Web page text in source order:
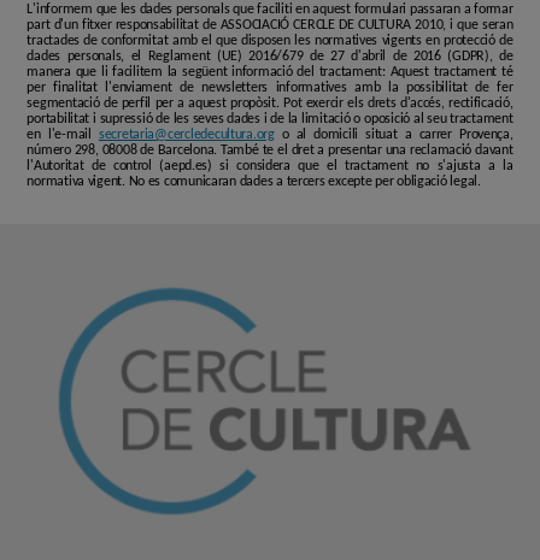
L'informem que les dades personals que faciliti en aquest formulari passaran a formar
part d'un fitxer responsabilitat de ASSOCIACIÓ CERCLE DE CULTURA 2010, i que seran
tractades de conformitat amb el que disposen les normatives vigents en protecció de
dades personals, el Reglament (UE) 2016/679 de 27 d'abril de 2016 (GDPR), de
manera que li facilitem la següent informació del tractament: Aquest tractament té
per finalitat l'enviament de newsletters informatives amb la possibilitat de fer
segmentació de perfil per a aquest propòsit. Pot exercir els drets d'accés, rectificació,
portabilitat i supressió de les seves dades i de la limitació o oposició al seu tractament
en l'e-mail secretaria@cercledecultura.orgo al domicili situat a carrer Provença,
número 298, 08008 de Barcelona. També te el dret a presentar una reclamació davant
l'Autoritat de control (aepd.es) si considera que el tractament no s'ajusta a la
normativa vigent. No es comunicaran dades a tercers excepte per obligació legal.